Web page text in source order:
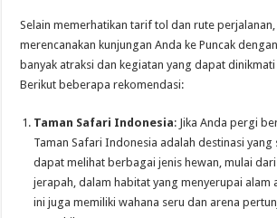
Selain memerhatikan tarif tol dan rute
merencanakan kunjungan Anda ke Puncak
banyak atraksi dan kegiatan yang dapat
Berikut beberapa rekomendasi:
Taman Safari Indonesia: Jika Anda pergi
Taman Safari Indonesia adalah destinasi yang
dapat melihat berbagai jenis hewan, mulai
jerapah, dalam habitat yang menyerupai alam
ini juga memiliki wahana seru dan arena